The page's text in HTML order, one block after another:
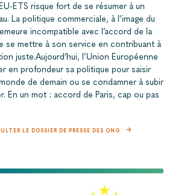
ETS risque fort de se résumer à un
La politique commerciale, à l’image du
incompatible avec l’accord de la
se mettre à son service en contribuant à
juste.Aujourd’hui, l’Union Européenne
en profondeur sa politique pour saisir
de demain ou se condamner à subir
En un mot : accord de Paris, cap ou pas
LE DOSSIER DE PRESSE DES ONG